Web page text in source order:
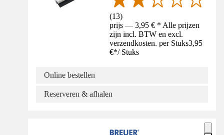
(13)
prijs — 3,95 € * Alle prijzen
zijn incl. BTW en excl.
verzendkosten. per Stuks3,95
€*/ Stuks
Online bestellen
Reserveren & afhalen